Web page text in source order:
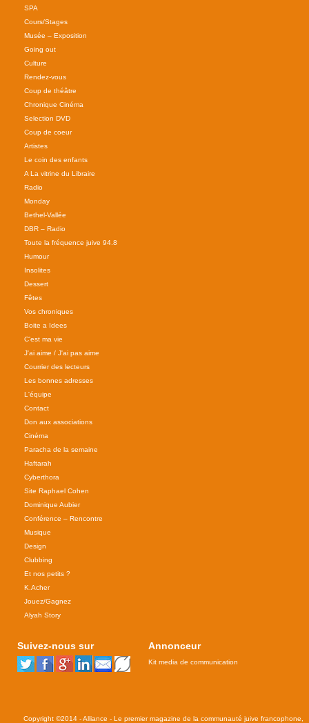
SPA
Cours/Stages
Musée – Exposition
Going out
Culture
Rendez-vous
Coup de théâtre
Chronique Cinéma
Selection DVD
Coup de coeur
Artistes
Le coin des enfants
A La vitrine du Libraire
Radio
Monday
Bethel-Vallée
DBR – Radio
Toute la fréquence juive 94.8
Humour
Insolites
Dessert
Fêtes
Vos chroniques
Boite a Idees
C'est ma vie
J'ai aime / J'ai pas aime
Courrier des lecteurs
Les bonnes adresses
L'équipe
Contact
Don aux associations
Cinéma
Paracha de la semaine
Haftarah
Cyberthora
Site Raphael Cohen
Dominique Aubier
Conférence – Rencontre
Musique
Design
Clubbing
Et nos petits ?
K.Acher
Jouez/Gagnez
Alyah Story
Suivez-nous sur Annonceur
Kit media de communication
Copyright ©2014 - Alliance - Le premier magazine de la communauté juive francophone,